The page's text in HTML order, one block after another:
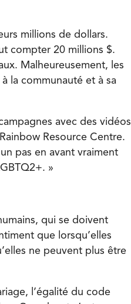
millions de dollars.
compter 20 millions $.
Malheureusement, les
la communauté et à sa
avec des vidéos
Resource Centre.
pas en avant vraiment
»
qui se doivent
que lorsqu’elles
ne peuvent plus être
l’égalité du code